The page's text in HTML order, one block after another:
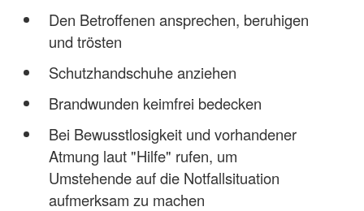
Den Betroffenen ansprechen, beruhigen
und trösten
Schutzhandschuhe anziehen
Brandwunden keimfrei bedecken
Bei Bewusstlosigkeit und vorhandener
Atmung laut "Hilfe" rufen, um
Umstehende auf die Notfallsituation
aufmerksam zu machen